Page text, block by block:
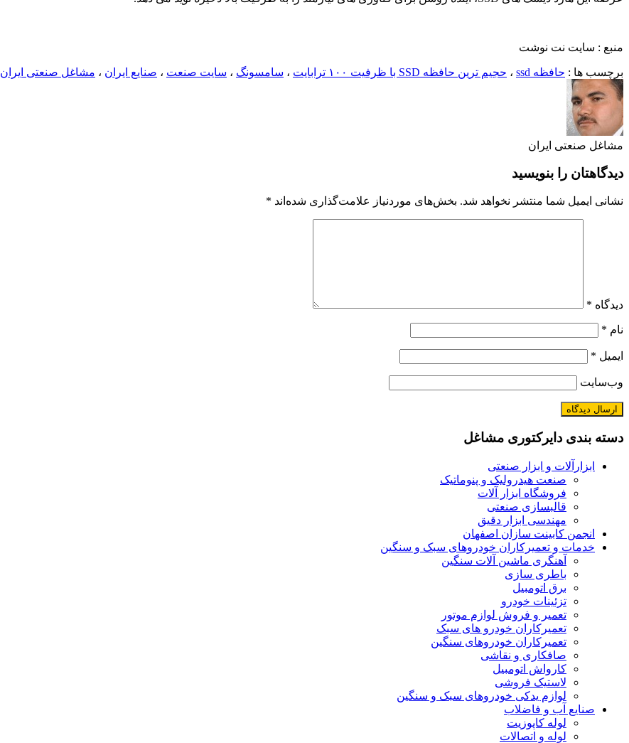
منبع : سایت نت نوشت
برچسب ها : حافظه ssd ، حجیم ترین حافظه SSD با ظرفیت ۱۰۰ ترابایت ، سامسونگ ، سایت صنعت ، صنایع ایران ، مشاغل صنعتی ایران
مشاغل صنعتی ایران
دیدگاهتان را بنویسید
نشانی ایمیل شما منتشر نخواهد شد. بخش‌های موردنیاز علامت‌گذاری شده‌اند *
دیدگاه *
نام *
ایمیل *
وب‌سایت
دسته بندی دایرکتوری مشاغل
ابزارآلات و ابزار صنعتی
صنعت هیدرولیک و پنوماتیک
فروشگاه ابزار آلات
قالبسازی صنعتی
مهندسی ابزار دقیق
انجمن کابینت سازان اصفهان
خدمات و تعمیرکاران خودروهای سبک و سنگین
آهنگری ماشین آلات سنگین
باطری سازی
برق اتومبیل
تزئینات خودرو
تعمیر و فروش لوازم موتور
تعمیرکاران خودرو های سبک
تعمیرکاران خودروهای سنگین
صافکاری و نقاشی
کارواش اتومبیل
لاستیک فروشی
لوازم یدکی خودروهای سبک و سنگین
صنایع آب و فاضلاب
لوله کاپوزیت
لوله و اتصالات